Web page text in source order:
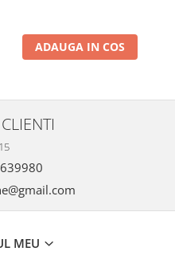
ADAUGA IN COS
MEU